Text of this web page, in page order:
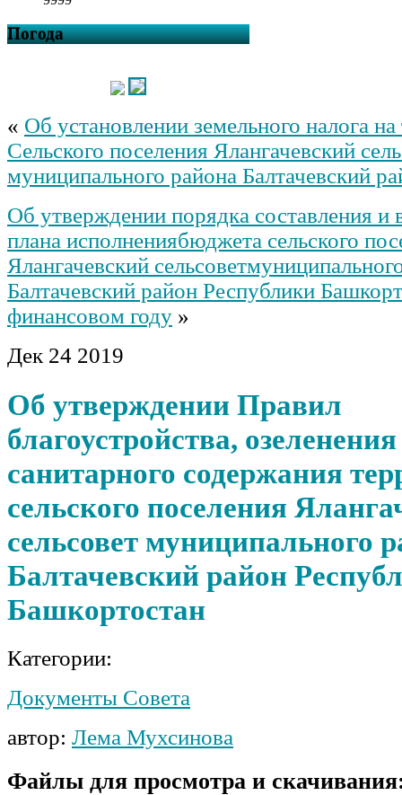
Погода
« Об установлении земельного налога
Сельского поселения Ялангачевский
муниципального района Балтачевский
Об утверждении порядка составления и
плана исполнениябюджета сельского
Ялангачевский
Балтачевский район Республики
финансовом году »
Дек 24 2019
Об утверждении Правил
благоустройства,
санитарного содержания
сельского поселения
сельсовет муниципального
Балтачевский район
Башкортостан
Категории:
Документы Совета
автор: Лема Мухсинова
Файлы для просмотра и